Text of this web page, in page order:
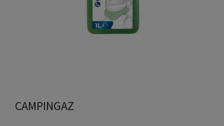
CAMPINGAZ